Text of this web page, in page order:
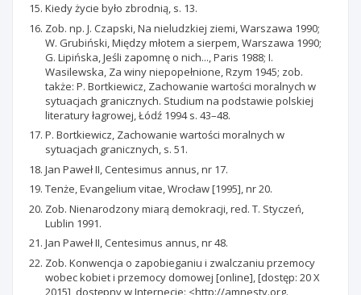
Kiedy życie było zbrodnią, s. 13.
Zob. np. J. Czapski, Na nieludzkiej ziemi, Warszawa 1990;
W. Grubiński, Między młotem a sierpem, Warszawa 1990;
G. Lipińska, Jeśli zapomnę o nich..., Paris 1988; I.
Wasilewska, Za winy niepopełnione, Rzym 1945; zob.
także: P. Bortkiewicz, Zachowanie wartości moralnych w
sytuacjach granicznych. Studium na podstawie polskiej
literatury łagrowej, Łódź 1994 s. 43–48.
P. Bortkiewicz, Zachowanie wartości moralnych w
sytuacjach granicznych, s. 51.
Jan Paweł II, Centesimus annus, nr 17.
Tenże, Evangelium vitae, Wrocław [1995], nr 20.
Zob. Nienarodzony miarą demokracji, red. T. Styczeń,
Lublin 1991.
Jan Paweł II, Centesimus annus, nr 48.
Zob. Konwencja o zapobieganiu i zwalczaniu przemocy
wobec kobiet i przemocy domowej [online], [dostęp: 20 X
2015], dostępny w Internecie: <http://amnesty.org.